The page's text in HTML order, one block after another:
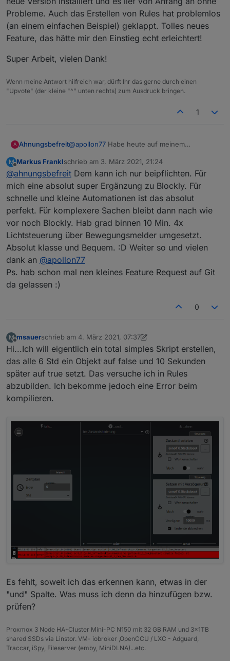
Probleme. Auch das Erstellen von Rules hat problemlos
(an einem einfachen Beispiel) geklappt. Tolles neues
Feature, das hätte mir den Einstieg echt erleichtert!
Super Arbeit, vielen Dank!
Wenn meine Antwort hilfreich war, dürft Ihr das gerne durch einen
"Upvote" (der kleine "^" unten rechts) zum Ausdruck bringen.
1
A Ahnungsbefreit@apollon77 Habe heute auf meinem
lief von Anfang an ohne Probleme. Auch das
Erstellen von Rules hat problemlos (an einem
einfachen Beispiel) geklappt. Tolles neues
Feature, das hätte mir den Einstieg echt
erleichtert!
Super Arbeit, vielen Dank!
M
Offline
Markus Franklschrieb am 3. März 2021, 21:24
zuletzt editiert von
@ahnungsbefreit Dem kann ich nur beipflichten. Für
mich eine absolut super Ergänzung zu Blockly. Für
schnelle und kleine Automationen ist das absolut
perfekt. Für komplexere Sachen bleibt dann nach wie
vor noch Blockly. Hab grad binnen 10 Min. 4x
Lichtsteuerung über Bewegungsmelder umgesetzt.
Absolut klasse und Bequem. :D Weiter so und vielen
dank an @apollon77
Ps. hab schon mal nen kleines Feature Request auf Git
da gelassen :)
0
M
Offline
msauerschrieb am 4. März 2021, 07:37
zuletzt editiert von msauer3. Apr. 2021, 08:37
Hi...Ich will eigentlich ein total simples Skript erstellen,
das alle 6 Std ein Objekt auf false und 10 Sekunden
später auf true setzt. Das versuche ich in Rules
abzubilden. Ich bekomme jedoch eine Error beim
kompilieren.
Es fehlt, soweit ich das erkennen kann, etwas in der
"und" Spalte. Was muss ich denn da hinzufügen bzw.
prüfen?
Proxmox 3 Node HA-Cluster Mini-PC N150 mit 32 GB RAM und 3x1TB
shared SSDs via Linstor. VM- iobroker ,OpenCCU / LXC - Adguard,
Traccar, iSpy, Fileserver (emby, MiniDLNA)...etc.